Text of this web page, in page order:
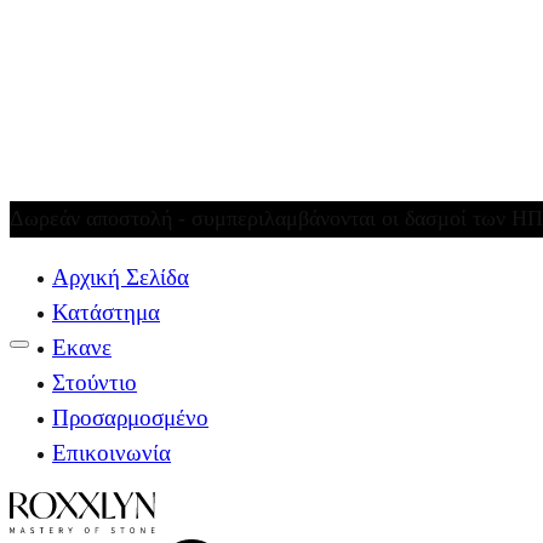
Δωρεάν αποστολή - συμπεριλαμβάνονται οι δασμοί των
Αρχική Σελίδα
Κατάστημα
Εκανε
Στούντιο
Προσαρμοσμένο
Επικοινωνία